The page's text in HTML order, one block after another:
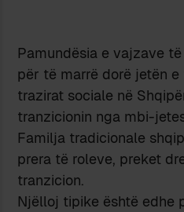
Pamundësia e vajzave
për të marrë dorë jetën
trazirat sociale në
tranzicionin nga mbi-
Familja tradicionale
prera të roleve, preket
tranzicion.
Njëlloj tipike është edhe